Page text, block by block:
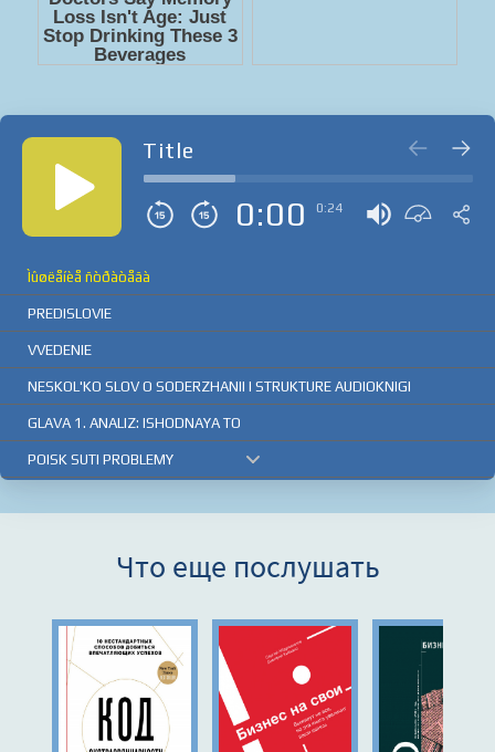
Title
0:00 0:24
Ìûøëåíèå ñòðàòåãà
PREDISLOVIE
VVEDENIE
NESKOL'KO SLOV O SODERZHANII I STRUKTURE AUDIOKNIGI
GLAVA 1. ANALIZ: ISHODNAYA TO
POISK SUTI PROBLEMY
STRUKTURA PRIBYLI
GLAVA 3. FOKUSIROVANIE NA KLY
OPREDELENIE RAZLICHII MEZHDU
GLAVA 4. ISPOL'ZOVANIE OTNOSI
Что еще послушать